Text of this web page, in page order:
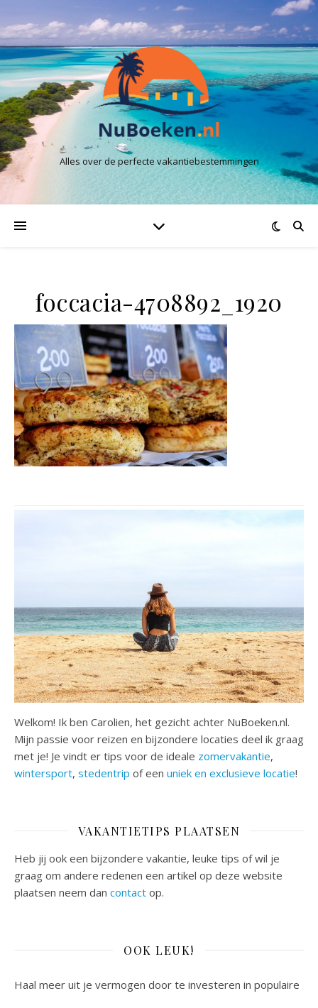
Alles over de perfecte vakantiebestemmingen
foccacia-4708892_1920
Welkom! Ik ben Carolien, het gezicht achter NuBoeken.nl.
Mijn passie voor reizen en bijzondere locaties deel ik graag
met je! Je vindt er tips voor de ideale zomervakantie,
wintersport, stedentrip of een uniek en exclusieve locatie!
VAKANTIETIPS PLAATSEN
Heb jij ook een bijzondere vakantie, leuke tips of wil je
graag om andere redenen een artikel op deze website
plaatsen neem dan contact op.
OOK LEUK!
Haal meer uit je vermogen door te investeren in populaire